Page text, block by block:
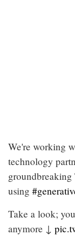
We're working
technology
using
Take a look;
anymore ↓